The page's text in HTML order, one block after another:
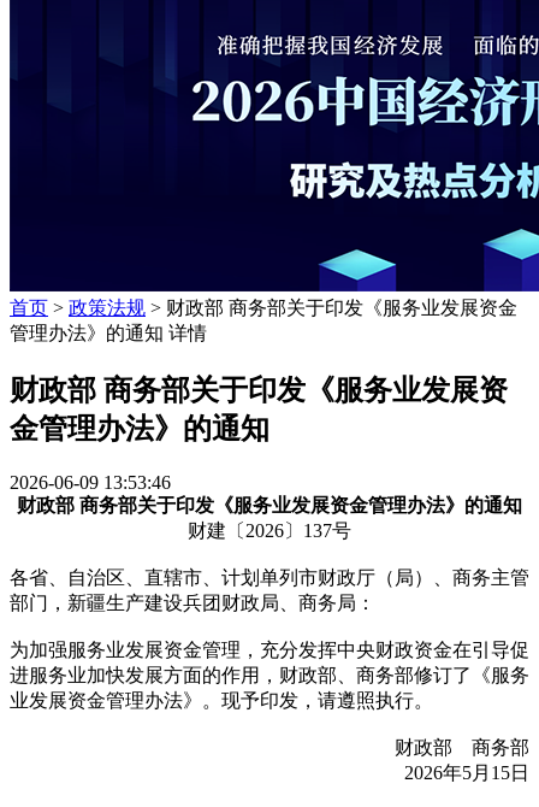
首页 > 政策法规 > 财政部 商务部关于印发《服务业发展资金
管理办法》的通知 详情
财政部 商务部关于印发《服务业发展资
金管理办法》的通知
2026-06-09 13:53:46
财政部 商务部关于印发《服务业发展资金管理办法》的通知
财建〔2026〕137号
各省、自治区、直辖市、计划单列市财政厅（局）、商务主管
部门，新疆生产建设兵团财政局、商务局：
为加强服务业发展资金管理，充分发挥中央财政资金在引导促
进服务业加快发展方面的作用，财政部、商务部修订了《服务
业发展资金管理办法》。现予印发，请遵照执行。
财政部 商务部
2026年5月15日